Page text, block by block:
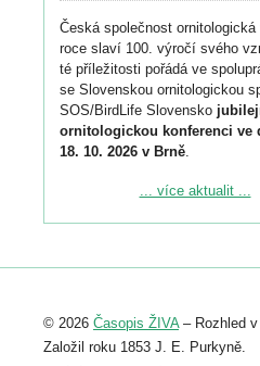
Česká společnost
roce slaví 100. výročí svého
té příležitosti pořádá ve
se Slovenskou ornitologickou
SOS/BirdLife Slovensko
ornitologickou konferenci ve
18. 10. 2026 v Brně.
Podrobnější informace ke
Registrovat se můžete do 6.
abstraktu přihlášené přednášky
posteru je už 30. června.
... více aktualit ...
© 2026 Časopis ŽIVA– Rozhled v
Založil roku 1853 J. E. Purkyně.